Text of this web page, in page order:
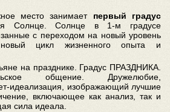
место занимает первый градус
Солнце. Солнце в 1-м градусе
с переходом на новый уровень
цикл жизненного опыта и
на празднике. Градус ПРАЗДНИКА.
общение. Дружелюбие,
идеализация, изображающий лучшие
включающее как анализ, так и
сила идеала.